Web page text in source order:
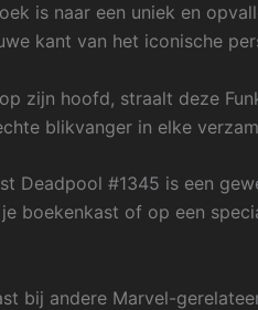
is naar een uniek en
kant van het iconische
zijn hoofd, straalt deze
blikvanger in elke
Deadpool #1345 is een
boekenkast of op een
bij andere Marvel-